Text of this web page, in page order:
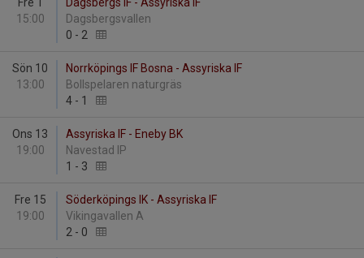
15:00
Dagsbergsvallen
0 - 2
Sön 10
13:00
Norrköpings IF Bosna - Assyriska IF
Bollspelaren naturgräs
4 - 1
Ons 13
19:00
Assyriska IF - Eneby BK
Navestad IP
1 - 3
Fre 15
19:00
Söderköpings IK - Assyriska IF
Vikingavallen A
2 - 0